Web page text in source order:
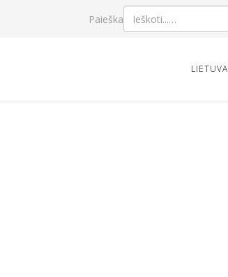
Paieška
LIETUVA